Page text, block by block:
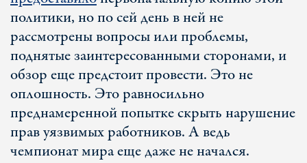
политики, но по сей день в ней не
рассмотрены вопросы или проблемы,
поднятые заинтересованными сторонами, и
обзор еще предстоит провести. Это не
оплошность. Это равносильно
преднамеренной попытке скрыть нарушение
прав уязвимых работников. А ведь
чемпионат мира еще даже не начался.